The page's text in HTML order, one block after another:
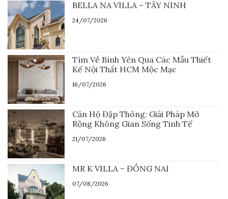
BELLA NA VILLA – TÂY NINH
24/07/2026
Tìm Về Bình Yên Qua Các Mẫu Thiết
Kế Nội Thất HCM Mộc Mạc
16/07/2026
Căn Hộ Đập Thông: Giải Pháp Mở
Rộng Không Gian Sống Tinh Tế
21/07/2026
MR K VILLA – ĐỒNG NAI
07/08/2026